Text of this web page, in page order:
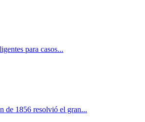
para casos...
de 1856 resolvió el gran...